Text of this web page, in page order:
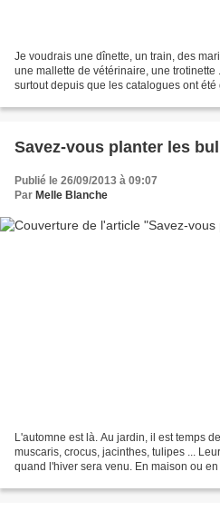
Je voudrais une dînette, un train, des
une mallette de vétérinaire, une
surtout depuis que les catalogues ont
Savez-vous planter les
Publié le 26/09/2013 à 09:07
Par Melle Blanche
L'automne est là. Au jardin, il est temps
muscaris, crocus, jacinthes, tulipes ...
quand l'hiver sera venu. En maison ou